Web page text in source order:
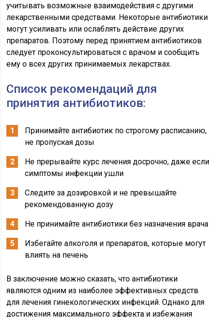
учитывать возможные взаимодействия с другими
лекарственными средствами. Некоторые антибиотики
могут усиливать или ослаблять действие других
препаратов. Поэтому перед принятием антибиотиков
следует проконсультироваться с врачом и сообщить
ему о всех других принимаемых лекарствах.
Список рекомендаций для
принятия антибиотиков:
Принимайте антибиотик по строгому расписанию,
не пропуская дозы
Не прерывайте курс лечения досрочно, даже если
симптомы инфекции ушли
Следите за дозировкой и не превышайте
рекомендованную дозу
Не принимайте антибиотики без назначения врача
Избегайте алкоголя и препаратов, которые могут
влиять на печень
В заключение можно сказать, что антибиотики
являются одним из наиболее эффективных средств
для лечения гинекологических инфекций. Однако для
достижения максимального эффекта и избежания